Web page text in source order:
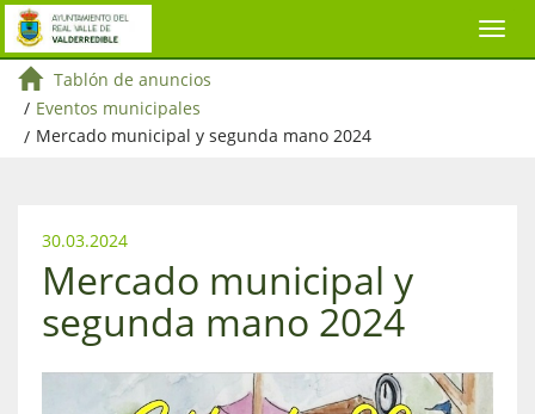
Tablón de anuncios
/ Eventos municipales
/ Mercado municipal y segunda mano 2024
30.03.2024
Mercado municipal y
segunda mano 2024